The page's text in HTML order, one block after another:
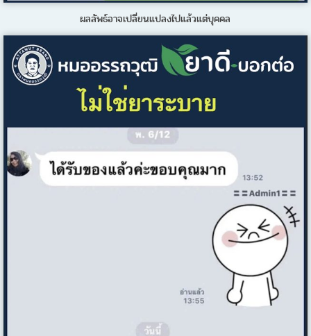
ผลลัพธ์อาจเปลี่ยนแปลงไปแล้วแต่บุคคล